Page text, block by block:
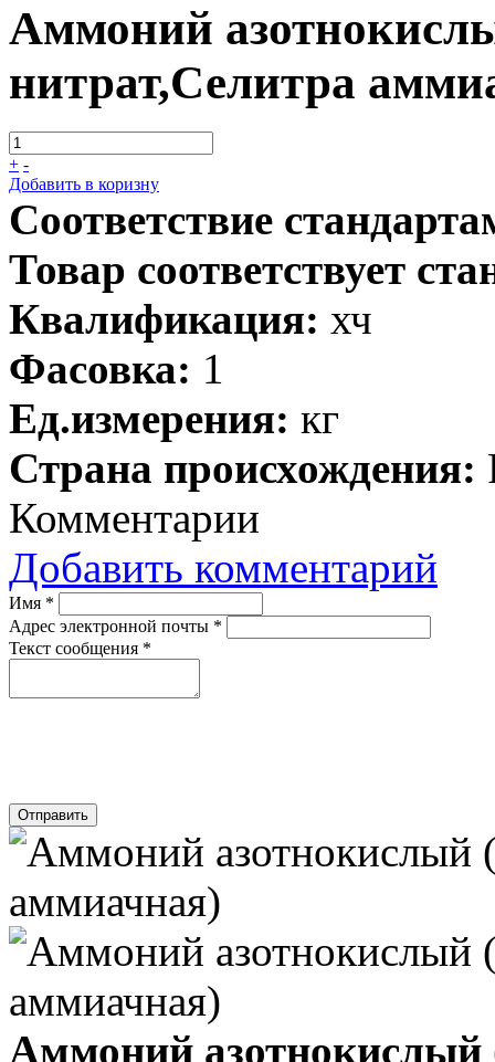
Аммоний
нитрат,Селитра
+ -
Добавить в коризну
Соответствие
Товар соответствует
Квалификация: хч
Фасовка: 1
Ед.измерения: кг
Страна происхождения:
Комментарии
Добавить комментарий
Имя *
Адрес электронной почты *
Текст сообщения *
Отправить
Аммоний